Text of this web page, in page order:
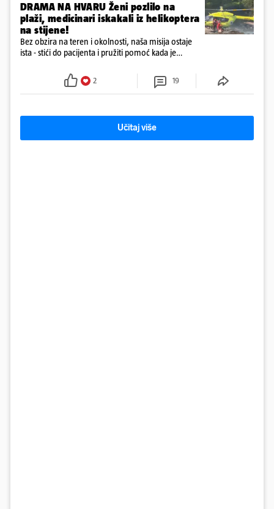
DRAMA NA HVARU Ženi pozlilo na
plaži, medicinari iskakali iz helikoptera
na stijene!
Bez obzira na teren i okolnosti, naša misija ostaje
ista - stići do pacijenta i pružiti pomoć kada je
2 19
Učitaj više